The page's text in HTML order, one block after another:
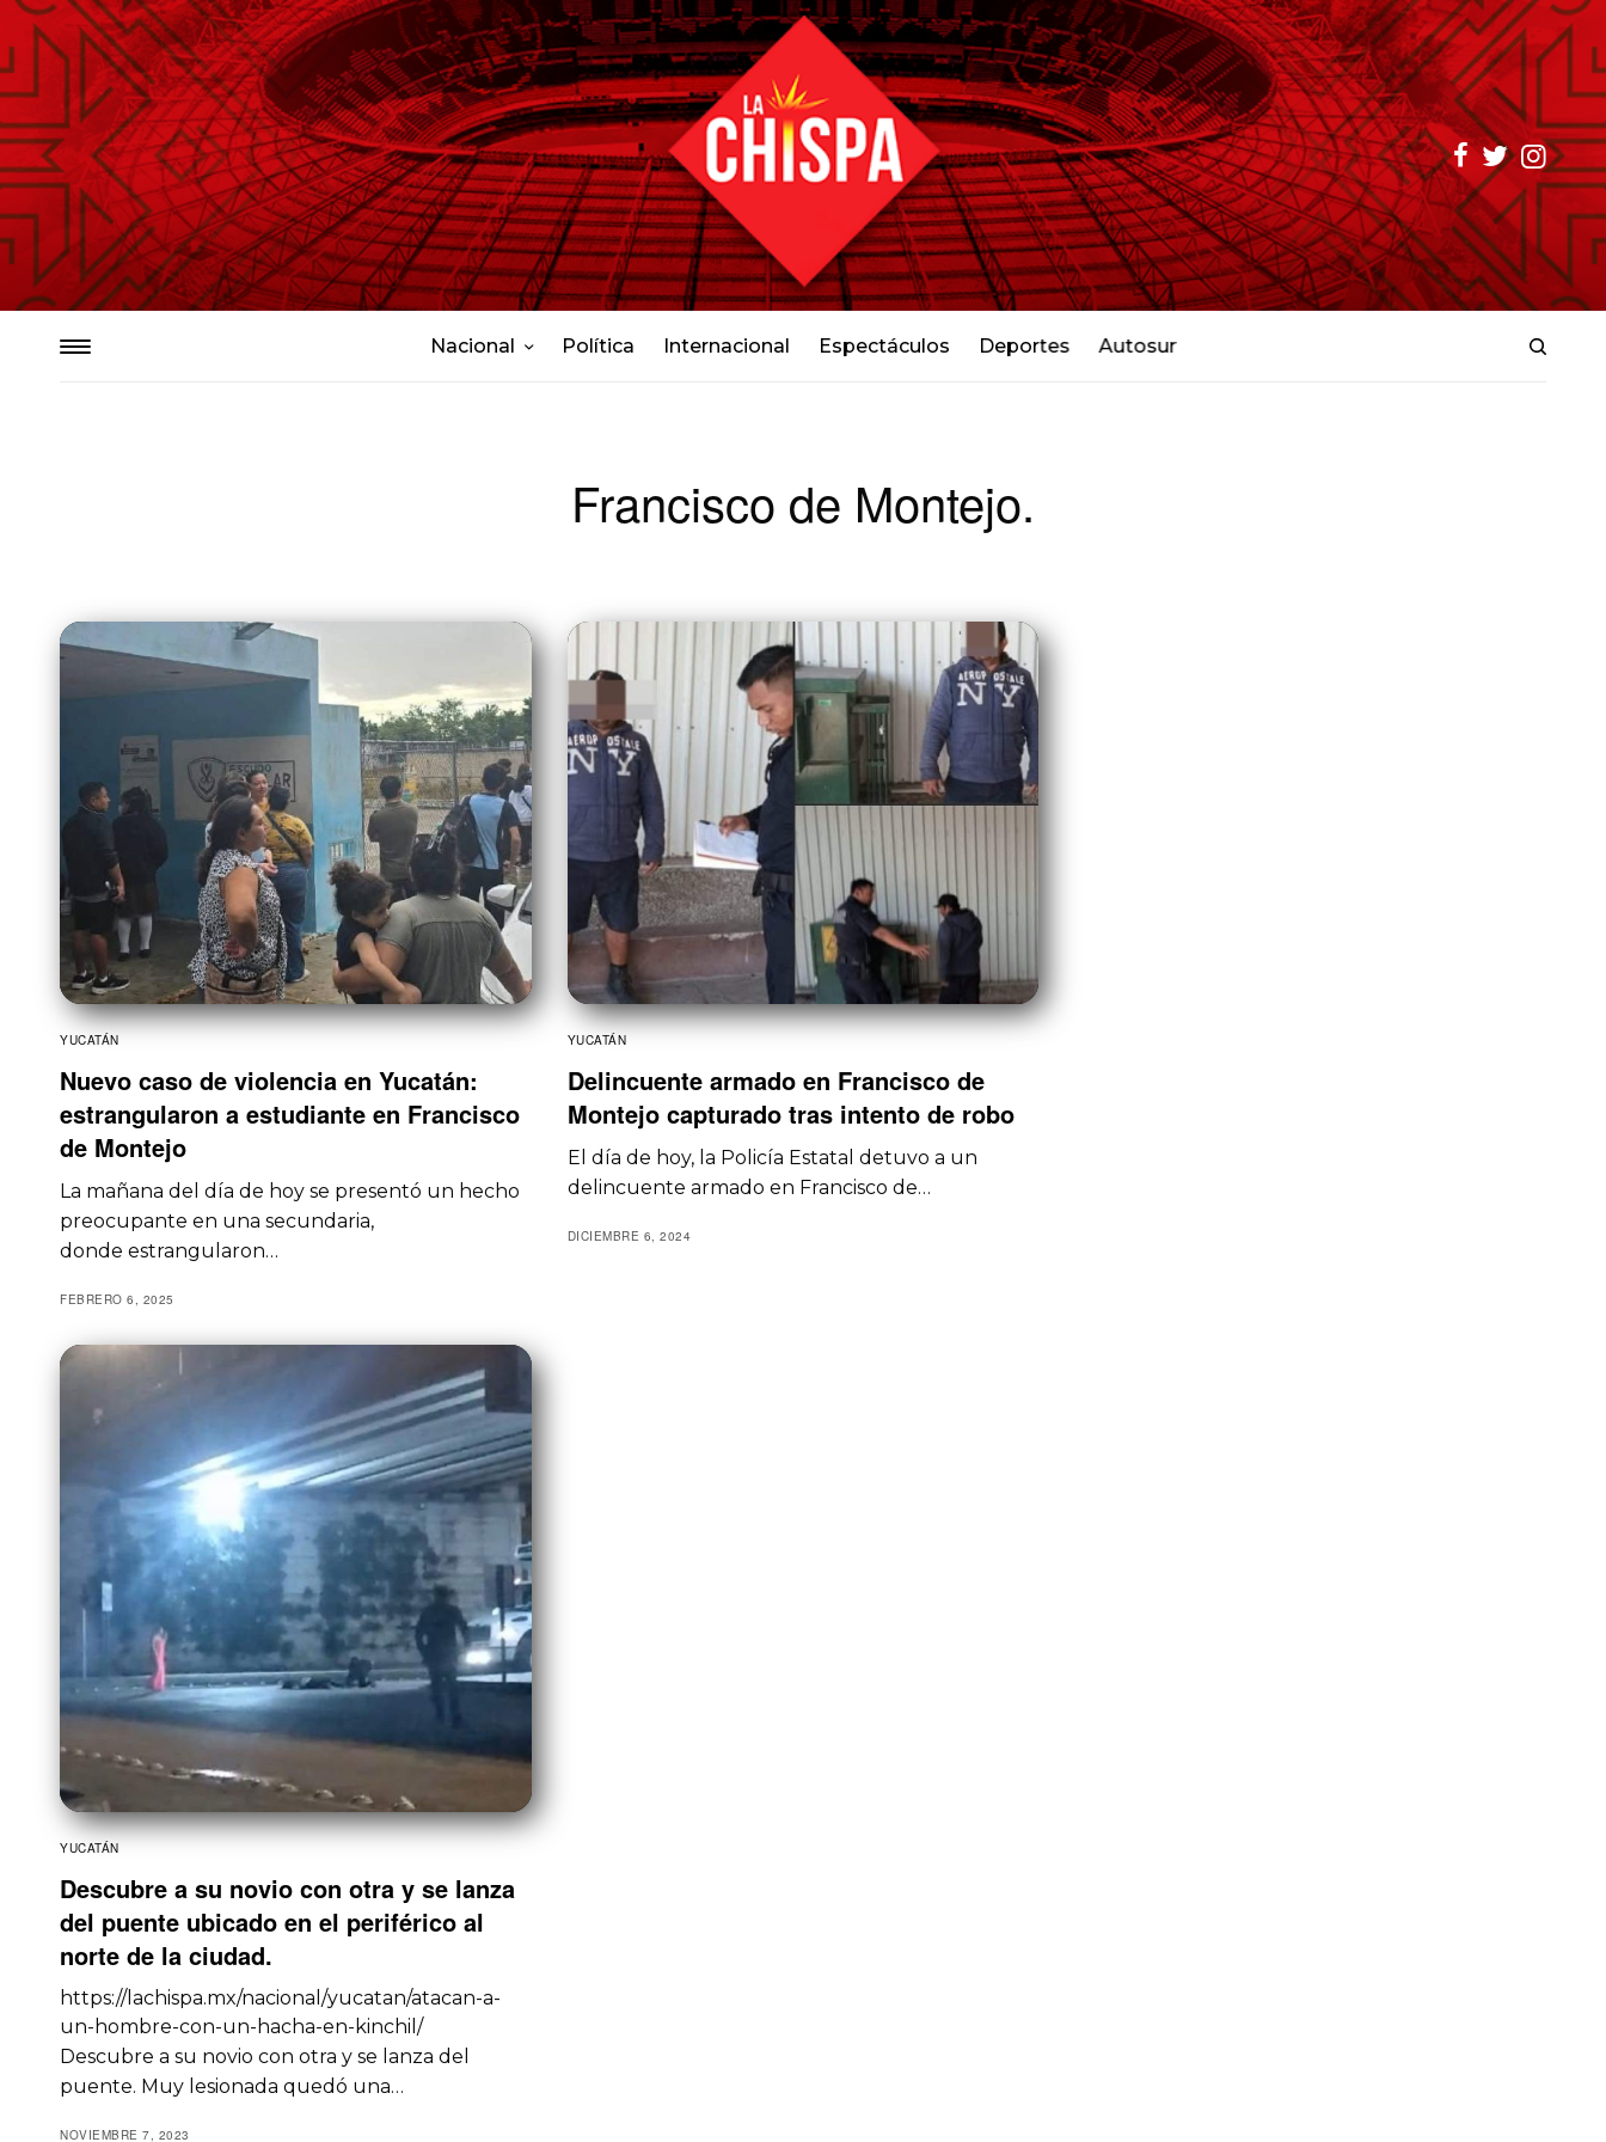
Nacional Política Internacional Espectáculos Deportes Autosur
Francisco de Montejo.
YUCATÁN
Nuevo caso de violencia en Yucatán:
estrangularon a estudiante en Francisco
de Montejo
La mañana del día de hoy se presentó un hecho
preocupante en una secundaria,
donde estrangularon…
FEBRERO 6, 2025
YUCATÁN
Delincuente armado en Francisco de
Montejo capturado tras intento de robo
El día de hoy, la Policía Estatal detuvo a un
delincuente armado en Francisco de…
DICIEMBRE 6, 2024
YUCATÁN
Descubre a su novio con otra y se lanza
del puente ubicado en el periférico al
norte de la ciudad.
https://lachispa.mx/nacional/yucatan/atacan-a-
un-hombre-con-un-hacha-en-kinchil/
Descubre a su novio con otra y se lanza del
puente. Muy lesionada quedó una…
NOVIEMBRE 7, 2023